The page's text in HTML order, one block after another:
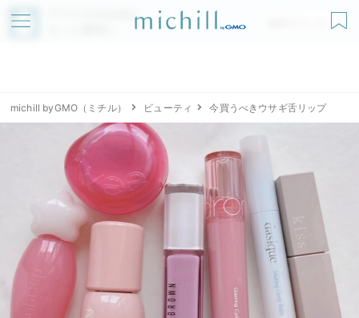
アプリでmichillが
無料ダウンロード
michill byGMO（ミチル） ビューティ 今買うべきウサギ舌リップ